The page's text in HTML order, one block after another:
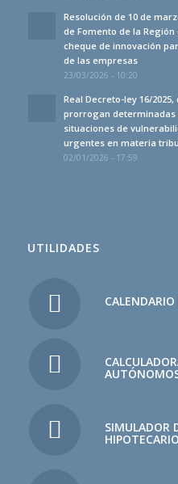
Resolución de 10 de
de Fomento de la
cheque de innovación
de las empresas
23/03/2026 - 10:20
Real Decreto-ley 16/
prorrogan determinadas
situaciones de
urgentes en materia
02/01/2026 - 17:59
UTILIDADES
SIMULADOR